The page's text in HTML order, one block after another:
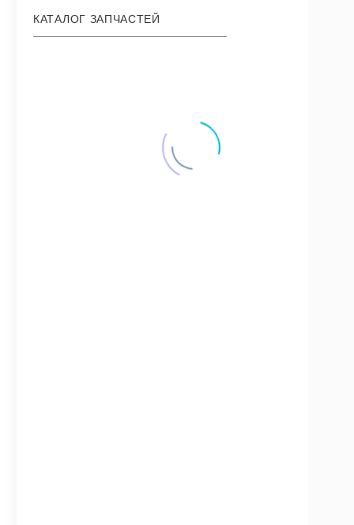
КАТАЛОГ ЗАПЧАСТЕЙ
4154 запчастей